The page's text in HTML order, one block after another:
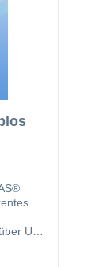
UV-